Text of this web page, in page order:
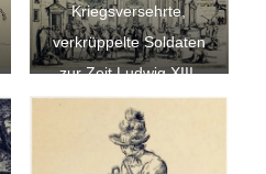
Kriegsversehrte,
verkrüppelte Soldaten
zur Zeit Ludwig XIII.
Nach Jacques Callot.